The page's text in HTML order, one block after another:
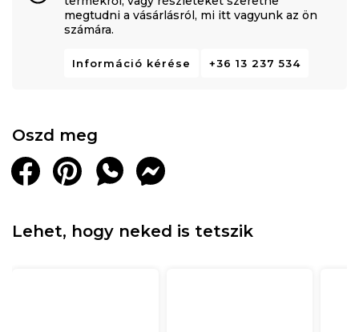
megtudni a vásárlásról, mi itt vagyunk az ön
számára.
Információ kérése +36 13 237 534
Oszd meg
Lehet, hogy neked is tetszik